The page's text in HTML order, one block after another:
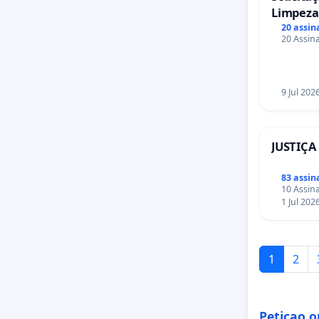
das
Sete
20
20
9 Jul
83
10
1 Jul
1 2